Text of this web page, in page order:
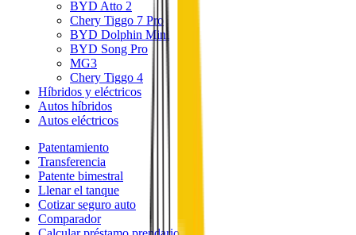
BYD Atto 2
Chery Tiggo 7 Pro
BYD Dolphin Mini
BYD Song Pro
MG3
Chery Tiggo 4
Híbridos y eléctricos
Autos híbridos
Autos eléctricos
Patentamiento
Transferencia
Patente bimestral
Llenar el tanque
Cotizar seguro auto
Comparador